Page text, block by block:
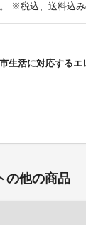
※税込、送料込み
生活に対応するエ
の他の商品